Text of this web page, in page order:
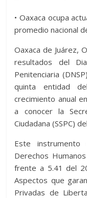
• Oaxaca ocupa
promedio nacional
Oaxaca de Juárez,
resultados del
Penitenciaria
quinta entidad
crecimiento anual
a conocer la
Ciudadana (SSPC)
Este
Derechos
frente a 5.41 del
Aspectos que
Privadas de